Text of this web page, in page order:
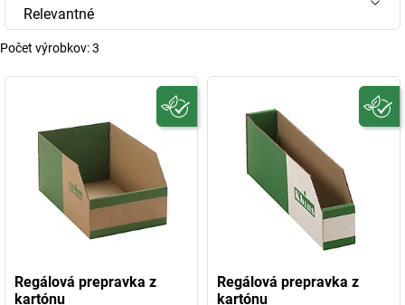
Relevantné
Počet výrobkov:3
Regálová prepravka z
kartónu
Regálová prepravka z
kartónu